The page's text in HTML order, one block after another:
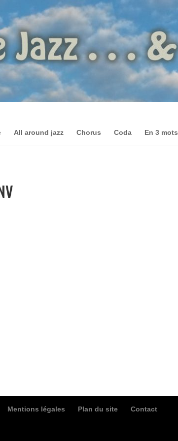
All around jazz Chorus Coda En 3 mots
Mentions légales Plan du site Contact